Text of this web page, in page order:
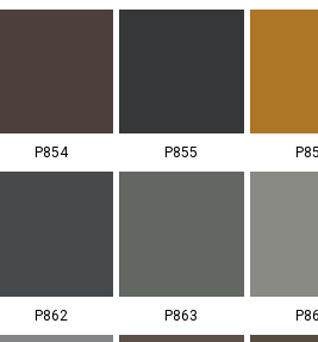
P854 P855
P862 P863